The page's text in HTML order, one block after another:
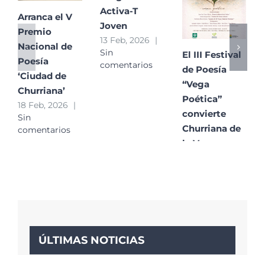
Arranca el V
Premio
Nacional de
Poesía
‘Ciudad de
Churriana’
18 Feb, 2026
|
Sin
comentarios
Activa-T
Joven
13 Feb, 2026
|
Sin
comentarios
El III Festival
de Poesía
“Vega
Poética”
convierte
Churriana de
la Vega en un
Sin
ÚLTIMAS NOTICIAS